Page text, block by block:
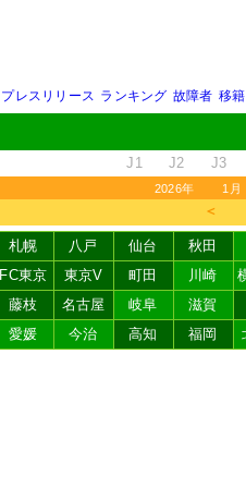
プレスリリース ランキング 故障者 移籍
J1 J2 J3
2026年 1月
＜
札幌 八戸 仙台 秋田
FC東京
東京V 町田 川崎
藤枝
名古屋 岐阜 滋賀
愛媛
今治 高知 福岡